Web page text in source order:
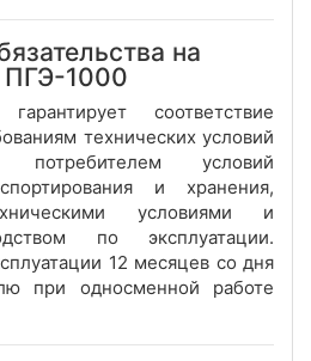
на
ПГЭ-1000
гарантирует соответствие
технических условий
условий
и хранения,
условиями и
по эксплуатации.
12 месяцев со дня
при односменной работе